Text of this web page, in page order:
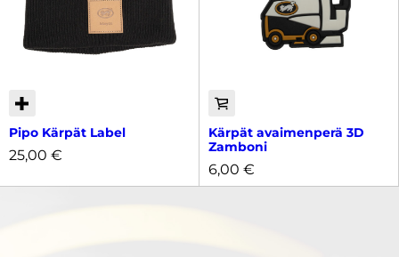
Pipo Kärpät Label
25,00 €
Kärpät avaimenperä 3D
Zamboni
6,00 €